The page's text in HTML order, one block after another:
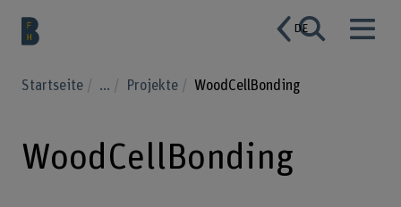
DE
Startseite ... Projekte WoodCellBonding
WoodCellBonding